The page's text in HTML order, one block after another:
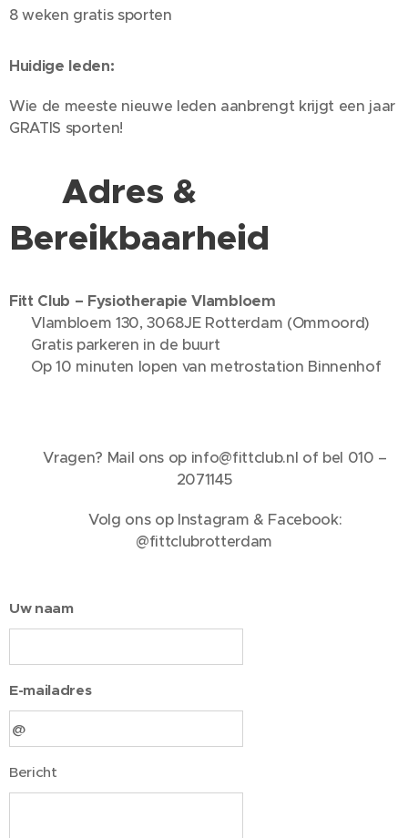
8 weken gratis sporten
Huidige leden:
Wie de meeste nieuwe leden aanbrengt krijgt een jaar
GRATIS sporten!
Adres &
Bereikbaarheid
Fitt Club – Fysiotherapie Vlambloem
📍 Vlambloem 130, 3068JE Rotterdam (Ommoord)
🚗 Gratis parkeren in de buurt
🚇 Op 10 minuten lopen van metrostation Binnenhof
📩 Vragen? Mail ons op info@fittclub.nl of bel 010 –
2071145
📱 Volg ons op Instagram & Facebook:
@fittclubrotterdam
Uw naam
E-mailadres
Bericht